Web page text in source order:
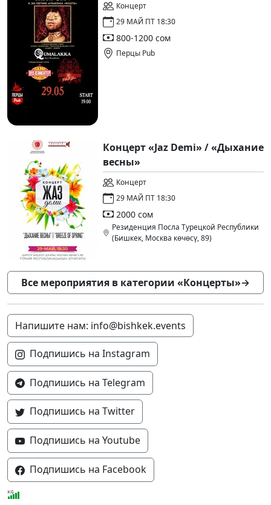
Концерт
29 МАЙ ПТ 18:30
800-1200 сом
Перцы Pub
Концерт «Jaz Demi» / «Дыхание
весны»
Концерт
29 МАЙ ПТ 18:30
2000 сом
Резиденция Посла Турецкой Республики
(Бишкек, Москва көчөсү, 89)
Все мероприятия в категории «Концерты»→
Напишите нам: info@bishkek.events
Подпишись на Instagram
Подпишись на Telegram
Подпишись на Twitter
Подпишись на Youtube
Подпишись на Facebook